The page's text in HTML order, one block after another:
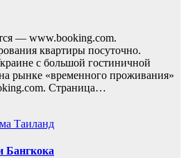
— www.booking.com.
квартиры посуточно.
с большой гостиничной
рынке «временного проживания»
Страница…
Таиланд
Бангкока